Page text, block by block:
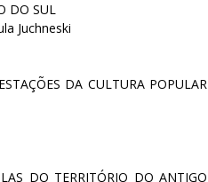
DO SUL
Juchneski
DA CULTURA POPULAR
DO TERRITÓRIO DO ANTIGO